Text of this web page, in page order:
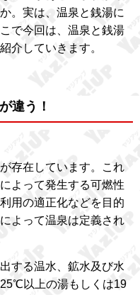
。実は、温泉と銭湯に
で今回は、温泉と銭湯
介していきます。
違う！
存在しています。これ
よって発生する可燃性
用の適正化などを目的
よって温泉は定義され
する温水、鉱水及び水
以上の湯もしくは19